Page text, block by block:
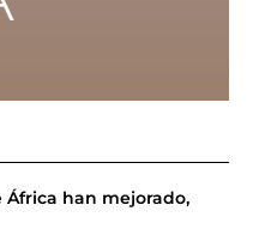
África han mejorado,